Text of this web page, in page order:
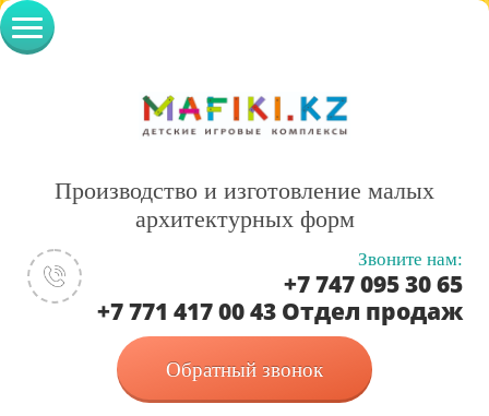
Производство и изготовление малых
архитектурных форм
Звоните нам:
+7 747 095 30 65
+7 771 417 00 43 Отдел продаж
Обратный звонок